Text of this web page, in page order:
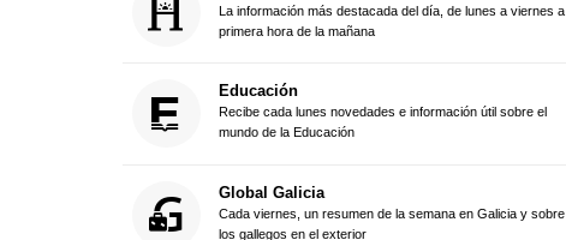
La información más destacada del día, de lunes a viernes a
primera hora de la mañana
Educación
Recibe cada lunes novedades e información útil sobre el
mundo de la Educación
Global Galicia
Cada viernes, un resumen de la semana en Galicia y sobre
los gallegos en el exterior